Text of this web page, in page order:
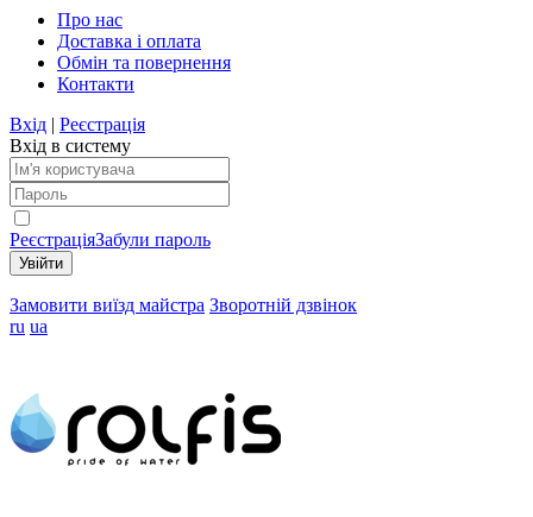
Про нас
Доставка і оплата
Обмін та повернення
Контакти
Вхід | Реєстрація
Вхід в систему
РеєстраціяЗабули пароль
Замовити виїзд майстра Зворотній дзвінок
ru ua